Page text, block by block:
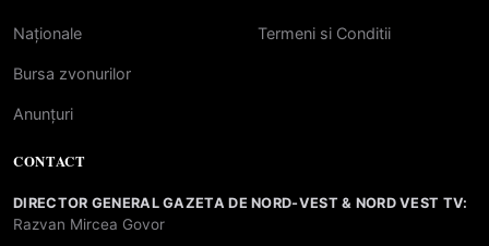
Naționale
Bursa zvonurilor
Anunțuri
Termeni si Conditii
CONTACT
DIRECTOR GENERAL GAZETA DE NORD-VEST & NORD VEST TV:
Razvan Mircea Govor